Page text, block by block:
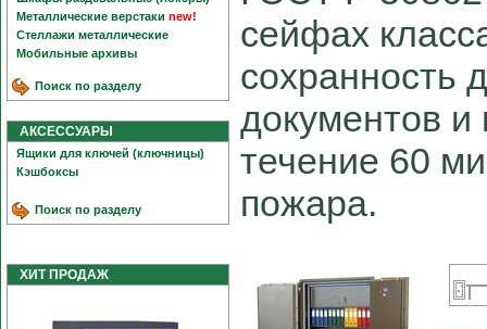
Металлические верстаки new!
Стеллажи металлические
Мобильные архивы
Поиск по разделу
АКСЕССУАРЫ
Ящики для ключей (ключницы)
Кэшбоксы
Поиск по разделу
ХИТ ПРОДАЖ
сейфах
сохранность
документов и
течение 60
пожара.